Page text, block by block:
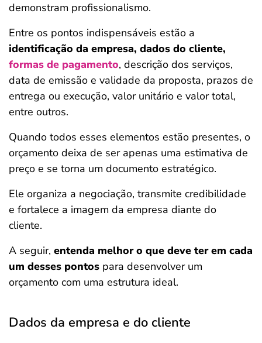
demonstram profissionalismo.
Entre os pontos indispensáveis estão a
identificação da empresa, dados do cliente,
formas de pagamento, descrição dos serviços,
data de emissão e validade da proposta, prazos de
entrega ou execução, valor unitário e valor total,
entre outros.
Quando todos esses elementos estão presentes, o
orçamento deixa de ser apenas uma estimativa de
preço e se torna um documento estratégico.
Ele organiza a negociação, transmite credibilidade
e fortalece a imagem da empresa diante do
cliente.
A seguir, entenda melhor o que deve ter em cada
um desses pontos para desenvolver um
orçamento com uma estrutura ideal.
Dados da empresa e do cliente